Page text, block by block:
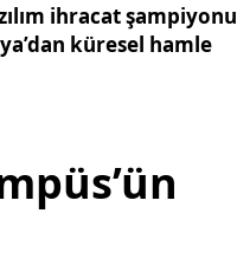
ihracat şampiyonu
küresel hamle